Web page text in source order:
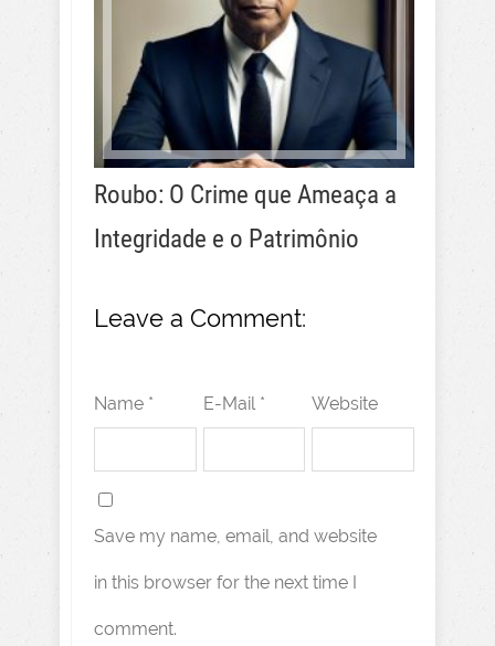
Roubo: O Crime que Ameaça a
Integridade e o Patrimônio
Leave a Comment:
Name * E-Mail * Website
Save my name, email, and website
in this browser for the next time I
comment.